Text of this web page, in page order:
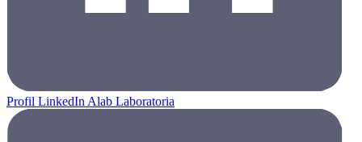
Profil LinkedIn Alab Laboratoria